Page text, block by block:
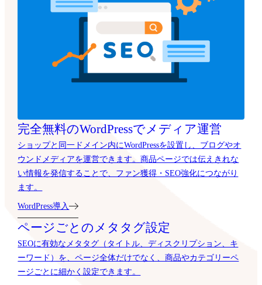
完全無料のWordPressでメディア運営
ショップと同一ドメイン内にWordPressを設置し、ブログやオ
ウンドメディアを運営できます。商品ページでは伝えきれな
い情報を発信することで、ファン獲得・SEO強化につながり
ます。
WordPress導入
ページごとのメタタグ設定
SEOに有効なメタタグ（タイトル、ディスクリプション、キ
ーワード）を、ページ全体だけでなく、商品やカテゴリーペ
ージごとに細かく設定できます。